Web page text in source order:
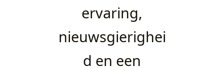
ervaring,
nieuwsgierighei
d en een